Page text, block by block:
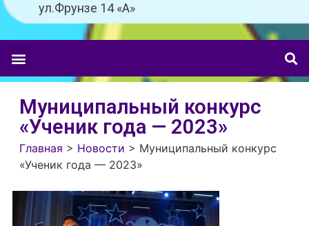
ул.Фрунзе 14 «A»
Муниципальный конкурс
«Ученик года — 2023»
Главная > Новости > Муниципальный конкурс
«Ученик года — 2023»